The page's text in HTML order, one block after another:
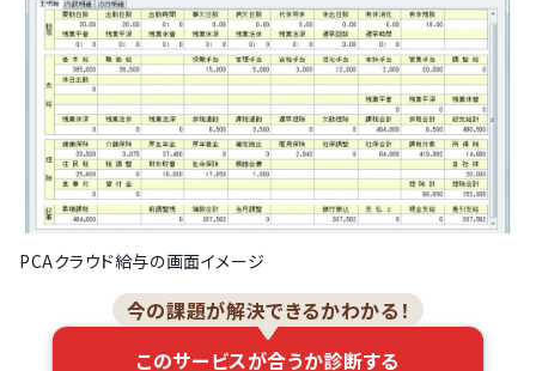
PCAクラウド給与の画面イメージ
今の課題が解決できるかわかる！
このサービスが合うか診断する